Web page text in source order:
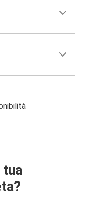
tua